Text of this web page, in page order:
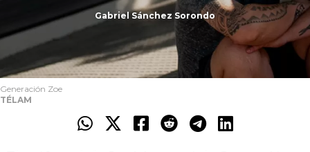
Gabriel Sánchez Sorondo
Generación Zoe
TÉLAM